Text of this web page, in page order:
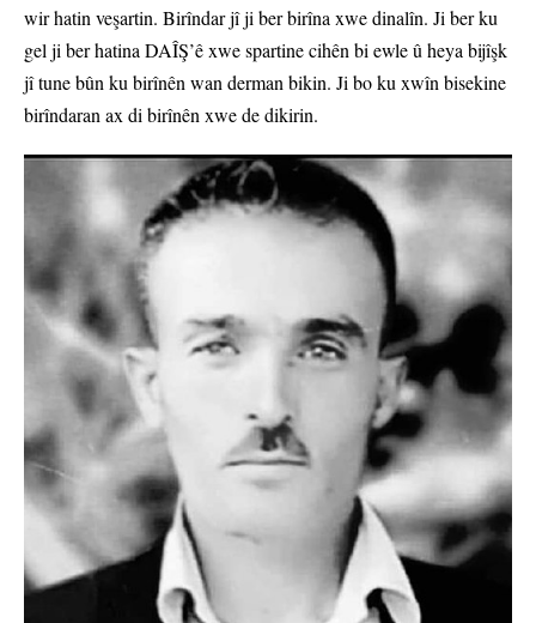
wir hatin veşartin. Birîndar jî ji ber birîna xwe dinalîn. Ji ber ku
gel ji ber hatina DAÎŞ’ê xwe spartine cihên bi ewle û heya bijîşk
jî tune bûn ku birînên wan derman bikin. Ji bo ku xwîn bisekine
birîndaran ax di birînên xwe de dikirin.